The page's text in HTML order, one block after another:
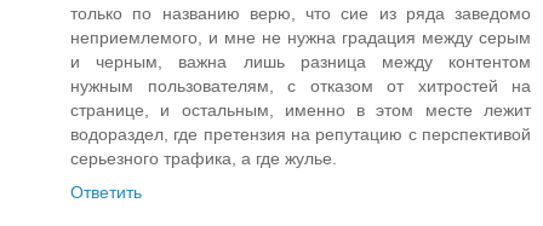
только по названию верю, что сие из ряда заведомо
неприемлемого, и мне не нужна градация между серым
и черным, важна лишь разница между контентом
нужным пользователям, с отказом от хитростей на
странице, и остальным, именно в этом месте лежит
водораздел, где претензия на репутацию с перспективой
серьезного трафика, а где жулье.
Ответить